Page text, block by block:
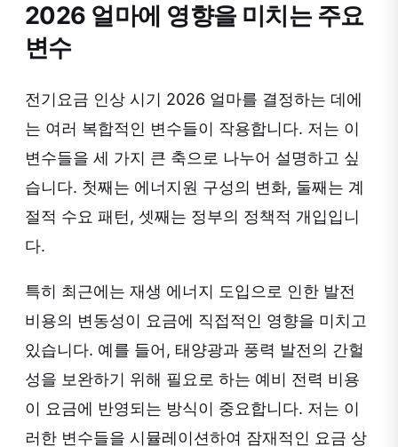
2026 얼마에 영향을 미치는 주요
변수
전기요금 인상 시기 2026 얼마를 결정하는 데에
는 여러 복합적인 변수들이 작용합니다. 저는 이
변수들을 세 가지 큰 축으로 나누어 설명하고 싶
습니다. 첫째는 에너지원 구성의 변화, 둘째는 계
절적 수요 패턴, 셋째는 정부의 정책적 개입입니
다.
특히 최근에는 재생 에너지 도입으로 인한 발전
비용의 변동성이 요금에 직접적인 영향을 미치고
있습니다. 예를 들어, 태양광과 풍력 발전의 간헐
성을 보완하기 위해 필요로 하는 예비 전력 비용
이 요금에 반영되는 방식이 중요합니다. 저는 이
러한 변수들을 시뮬레이션하여 잠재적인 요금 상